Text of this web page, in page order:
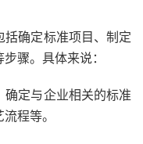
确定标准项目、制定
骤。具体来说：
确定与企业相关的标准
程等。